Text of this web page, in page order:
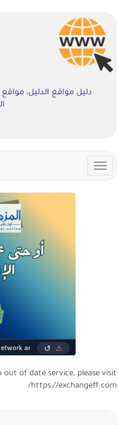
دليل مواقع الدليل، مواقع
Toggle
navigation
out of date service, please visit
https://exchangeff.com/